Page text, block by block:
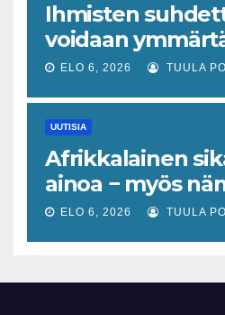
Ihmisten
voidaan
tajun käsitteen
ELO 6, 2026 TUULA
UUTISIA
Afrikkalainen
ainoa − myös
virustaudit
ELO 6, 2026 TUULA